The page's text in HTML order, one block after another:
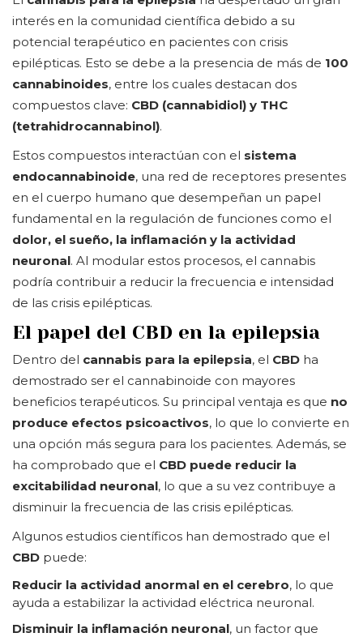
interés en la comunidad científica debido a su
potencial terapéutico en pacientes con crisis
epilépticas. Esto se debe a la presencia de más de 100
cannabinoides, entre los cuales destacan dos
compuestos clave: CBD (cannabidiol) y THC
(tetrahidrocannabinol).
Estos compuestos interactúan con el sistema
endocannabinoide, una red de receptores presentes
en el cuerpo humano que desempeñan un papel
fundamental en la regulación de funciones como el
dolor, el sueño, la inflamación y la actividad
neuronal. Al modular estos procesos, el cannabis
podría contribuir a reducir la frecuencia e intensidad
de las crisis epilépticas.
El papel del CBD en la epilepsia
Dentro del cannabis para la epilepsia, el CBD ha
demostrado ser el cannabinoide con mayores
beneficios terapéuticos. Su principal ventaja es que no
produce efectos psicoactivos, lo que lo convierte en
una opción más segura para los pacientes. Además, se
ha comprobado que el CBD puede reducir la
excitabilidad neuronal, lo que a su vez contribuye a
disminuir la frecuencia de las crisis epilépticas.
Algunos estudios científicos han demostrado que el
CBD puede:
Reducir la actividad anormal en el cerebro, lo que
ayuda a estabilizar la actividad eléctrica neuronal.
Disminuir la inflamación neuronal, un factor que